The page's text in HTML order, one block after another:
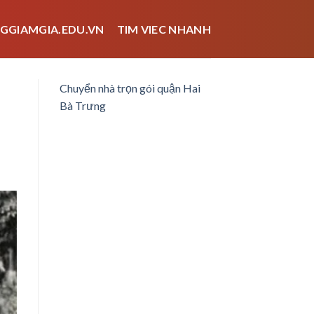
TIM VIEC NHANH
Chuyển nhà trọn gói quận Hai
Bà Trưng